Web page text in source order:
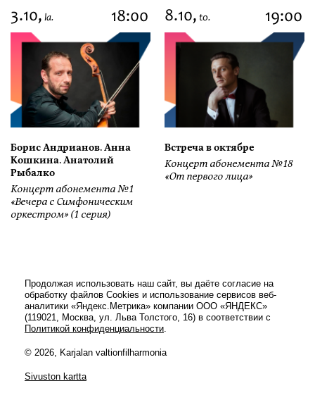
3.10, la. 18:00
Борис Андрианов. Анна
Кошкина. Анатолий
Рыбалко
Концерт абонемента №1
«Вечера с Симфоническим
оркестром» (1 серия)
8.10, to. 19:00
Встреча в октябре
Концерт абонемента №18
«От первого лица»
Продолжая использовать наш сайт, вы даёте согласие на
обработку файлов Cookies и использование сервисов веб-
аналитики «Яндекс.Метрика» компании ООО «ЯНДЕКС»
(119021, Москва, ул. Льва Толстого, 16) в соответствии с
Политикой конфиденциальности.
© 2026, Karjalan valtionfilharmonia
Sivuston kartta